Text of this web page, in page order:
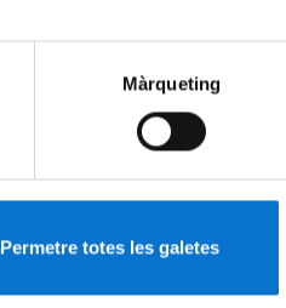
Màrqueting
Permetre totes les galetes